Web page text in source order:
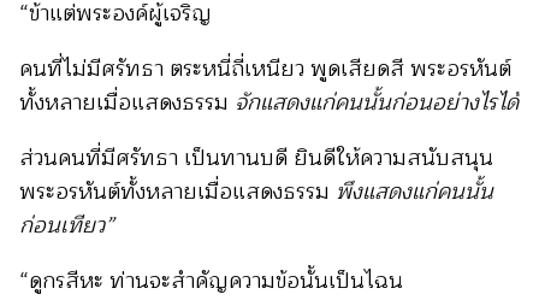
“ข้าแต่พระองค์ผู้เจริญ
คนที่ไม่มีศรัทธา ตระหนี่ถี่เหนียว พูดเสียดสี พระอรหันต์
ทั้งหลายเมื่อแสดงธรรม จักแสดงแก่คนนั้นก่อนอย่างไรได้
ส่วนคนที่มีศรัทธา เป็นทานบดี ยินดีให้ความสนับสนุน
พระอรหันต์ทั้งหลายเมื่อแสดงธรรม พึงแสดงแก่คนนั้น
ก่อนเทียว”
“ดูกรสีหะ ท่านจะสำคัญความข้อนั้นเป็นไฉน